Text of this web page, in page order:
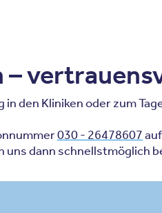
–
den Kliniken oder zum
030 - 26478607
dann schnellstmöglich